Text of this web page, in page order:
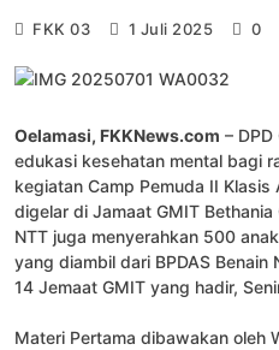
FKK 03 1 Juli 2025 0
Oelamasi, FKKNews.com –
edukasi kesehatan mental bagi
kegiatan Camp Pemuda II
digelar di Jamaat GMIT Bethania
NTT juga menyerahkan 500
yang diambil dari BPDAS
14 Jemaat GMIT yang hadir,
Materi Pertama dibawakan oleh